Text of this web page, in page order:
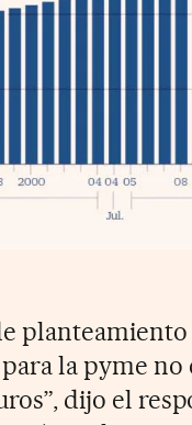
la pyme no
dijo el